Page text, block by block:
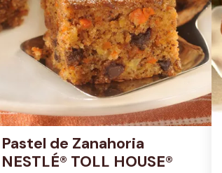
Pastel de Zanahoria
NESTLÉ® TOLL HOUSE®